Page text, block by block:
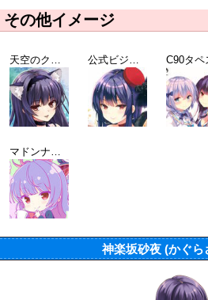
その他イメージ
神楽坂砂夜 (かぐら